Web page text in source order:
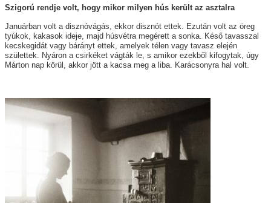
Szigorú rendje volt, hogy mikor milyen hús került az asztalra
Januárban volt a disznóvágás, ekkor disznót ettek. Ezután volt az öreg
tyúkok, kakasok ideje, majd húsvétra megérett a sonka. Késő tavasszal
kecskegidát vagy bárányt ettek, amelyek télen vagy tavasz elején
születtek. Nyáron a csirkéket vágták le, s amikor ezekből kifogytak, úgy
Márton nap körül, akkor jött a kacsa meg a liba. Karácsonyra hal volt.